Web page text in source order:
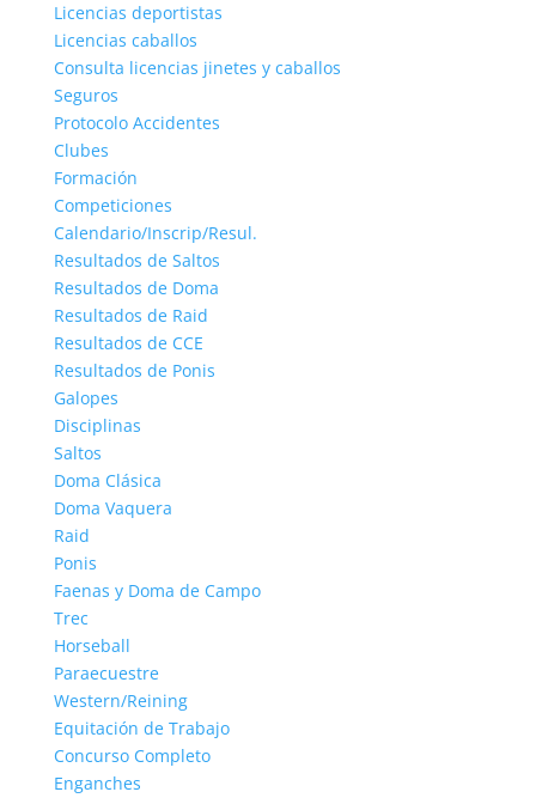
Licencias deportistas
Licencias caballos
Consulta licencias jinetes y caballos
Seguros
Protocolo Accidentes
Clubes
Formación
Competiciones
Calendario/Inscrip/Resul.
Resultados de Saltos
Resultados de Doma
Resultados de Raid
Resultados de CCE
Resultados de Ponis
Galopes
Disciplinas
Saltos
Doma Clásica
Doma Vaquera
Raid
Ponis
Faenas y Doma de Campo
Trec
Horseball
Paraecuestre
Western/Reining
Equitación de Trabajo
Concurso Completo
Enganches